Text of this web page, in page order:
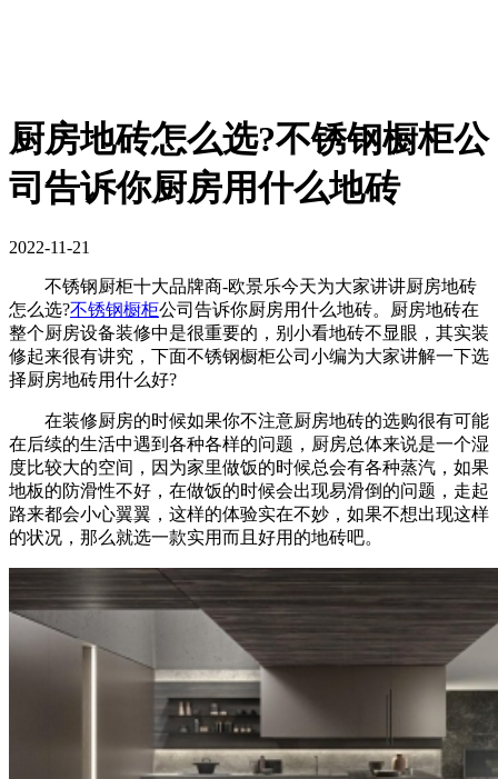
厨房地砖怎么选?不锈钢橱柜公
司告诉你厨房用什么地砖
2022-11-21
不锈钢厨柜十大品牌商-欧景乐今天为大家讲讲厨房地砖
怎么选?不锈钢橱柜公司告诉你厨房用什么地砖。厨房地砖在
整个厨房设备装修中是很重要的，别小看地砖不显眼，其实装
修起来很有讲究，下面不锈钢橱柜公司小编为大家讲解一下选
择厨房地砖用什么好?
在装修厨房的时候如果你不注意厨房地砖的选购很有可能
在后续的生活中遇到各种各样的问题，厨房总体来说是一个湿
度比较大的空间，因为家里做饭的时候总会有各种蒸汽，如果
地板的防滑性不好，在做饭的时候会出现易滑倒的问题，走起
路来都会小心翼翼，这样的体验实在不妙，如果不想出现这样
的状况，那么就选一款实用而且好用的地砖吧。